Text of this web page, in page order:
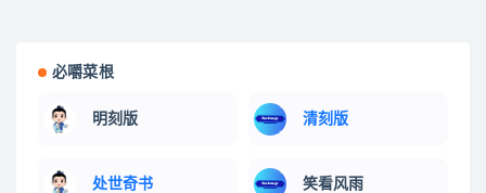
必嚼菜根
明刻版 清刻版
处世奇书 笑看风雨